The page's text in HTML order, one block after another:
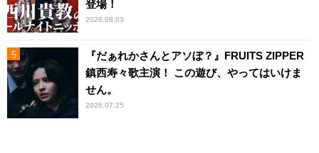
登場！
2026.08.03
『だぁれかさんとアソぼ？』FRUITS ZIPPER
鎮西寿々歌主演！ この遊び、やってはいけま
せん。
2026.07.25